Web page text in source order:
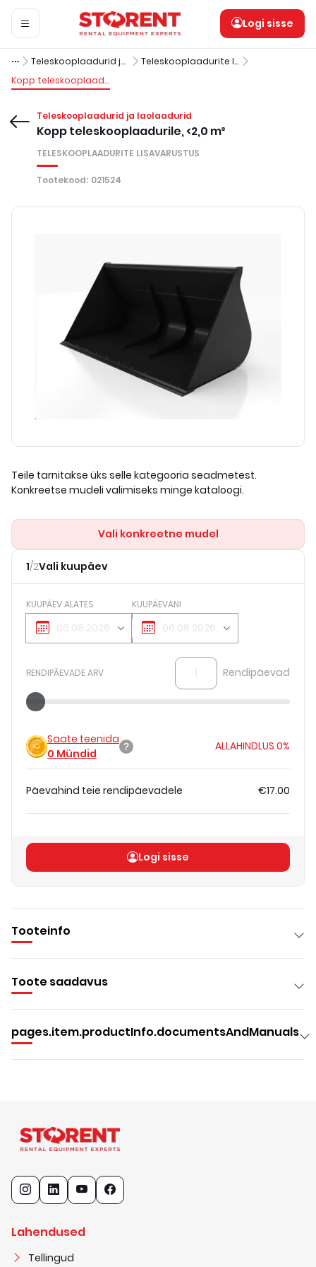
Logi sisse
Teleskooplaadurid ja laolaadurid
Teleskooplaadurite lisavarustus
Kopp teleskooplaadurile, <2,0 m³
Teleskooplaadurid ja laolaadurid
Kopp teleskooplaadurile, <2,0 m³
TELESKOOPLAADURITE LISAVARUSTUS
Tootekood: 021524
Teile tarnitakse üks selle kategooria seadmetest.
Konkreetse mudeli valimiseks minge kataloogi.
Vali konkreetne mudel
1/2Vali kuupäev
KUUPÄEV ALATES KUUPÄEVANI
RENDIPÄEVADE ARV Rendipäevad
Saate teenida
0 Mündid
ALLAHINDLUS 0%
Päevahind teie rendipäevadele €17.00
Logi sisse
Tooteinfo
Toote saadavus
pages.item.productInfo.documentsAndManuals
Lahendused
Tellingud